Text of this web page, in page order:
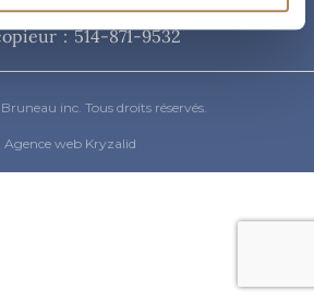
9821/ 1-800-361-8487
: 514-871-9532
inc. Tous droits réservés.
Agence web Kryzalid